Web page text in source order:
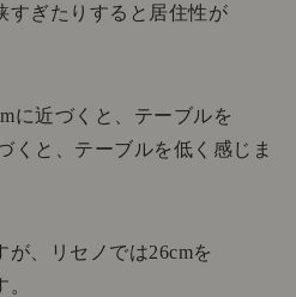
すぎたりすると居住性が
に近づくと、テーブルを
くと、テーブルを低く感じま
、リセノでは26cmを